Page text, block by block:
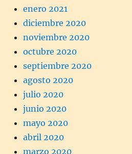
enero 2021
diciembre 2020
noviembre 2020
octubre 2020
septiembre 2020
agosto 2020
julio 2020
junio 2020
mayo 2020
abril 2020
marzo 2020